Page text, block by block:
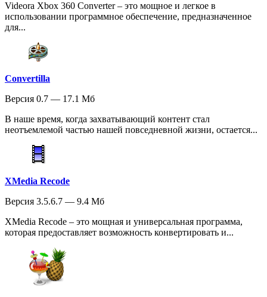
Videora Xbox 360 Converter – это мощное и легкое в
использовании программное обеспечение, предназначенное
для...
Convertilla
Версия 0.7 — 17.1 Мб
В наше время, когда захватывающий контент стал
неотъемлемой частью нашей повседневной жизни, остается...
XMedia Recode
Версия 3.5.6.7 — 9.4 Мб
XMedia Recode – это мощная и универсальная программа,
которая предоставляет возможность конвертировать и...